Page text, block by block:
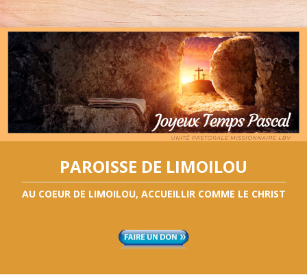
PAROISSE DE LIMOILOU
AU COEUR DE LIMOILOU, ACCUEILLIR COMME LE CHRIST